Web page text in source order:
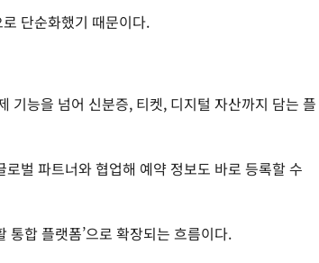
단순화했기 때문이다.
기능을 넘어 신분증, 티켓, 디지털 자산까지 담는 플
벌 파트너와 협업해 예약 정보도 바로 등록할 수
통합 플랫폼’으로 확장되는 흐름이다.